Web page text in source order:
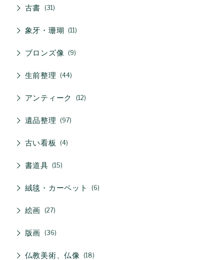
古書 31
象牙・珊瑚 11
ブロンズ像 9
生前整理 44
アンティーク 12
遺品整理 97
古い看板 4
書道具 15
絨毯・カーペット 6
絵画 27
版画 36
仏教美術、仏像 18